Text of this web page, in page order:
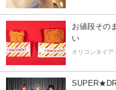
お値段その
い
オリコンタイア